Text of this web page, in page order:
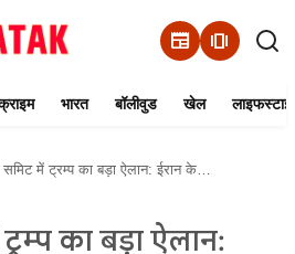
newspaper amp_stories
भारत बॉलीवुड खेल
का बड़ा ऐलान: ईरान के साथ सीजफायर खत्म, 80 से ज्यादा ठिकानों पर अमेरिकी हमले
का बड़ा ऐलान: